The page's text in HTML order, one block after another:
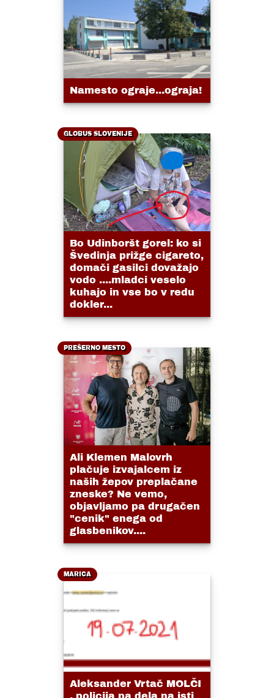
Namesto ograje...ograja!
GLOBUS SLOVENIJE
Bo Udinboršt gorel: ko si
Švedinja prižge cigareto,
domači gasilci dovažajo
vodo ....mladci veselo
kuhajo in vse bo v redu
dokler...
PREŠERNO MESTO
Ali Klemen Malovrh
plačuje izvajalcem iz
naših žepov preplačane
zneske? Ne vemo,
objavljamo pa drugačen
"cenik" enega od
glasbenikov....
MARICA
Aleksander Vrtač MOLČI